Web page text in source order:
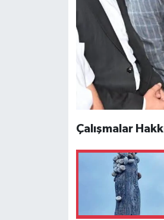
Çalışmalar